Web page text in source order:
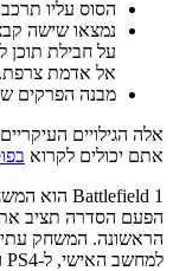
הסוס עליו
אל אדמת צרפת.
מבנה הפרקים
אלה הגילויים
אתם יכולים לקרוא
הפעם הסדרה תציב
למחשב האישי, ל-PS4 ולאקס בוקס 1.